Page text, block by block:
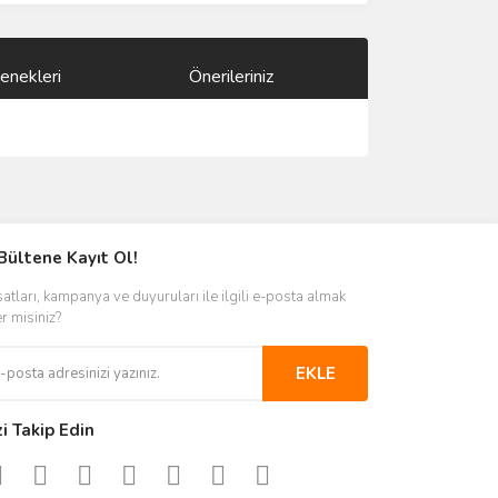
Önerileriniz
Kayıt Ol!
kampanya ve duyuruları ile ilgili e-posta almak
misiniz?
EKLE
Takip Edin